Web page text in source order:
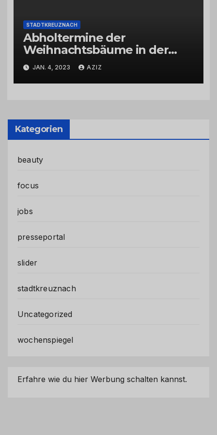
STADTKREUZNACH
Abholtermine der
Weihnachtsbäume in der
Kernstadt und in den
Stadtteilen
JAN. 4, 2023 AZIZ
Kategorien
beauty
focus
jobs
presseportal
slider
stadtkreuznach
Uncategorized
wochenspiegel
Erfahre wie du hier Werbung schalten kannst.